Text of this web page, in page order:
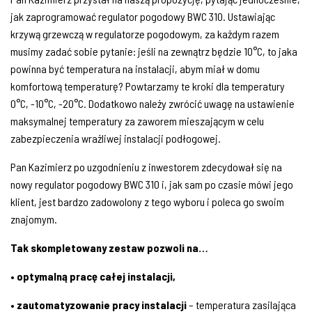
jak zaprogramować regulator pogodowy BWC 310. Ustawiając
krzywą grzewczą w regulatorze pogodowym, za każdym razem
musimy zadać sobie pytanie: jeśli na zewnątrz będzie 10°C, to jaka
powinna być temperatura na instalacji, abym miał w domu
komfortową temperaturę? Powtarzamy te kroki dla temperatury
0°C, -10°C, -20°C. Dodatkowo należy zwrócić uwagę na ustawienie
maksymalnej temperatury za zaworem mieszającym w celu
zabezpieczenia wrażliwej instalacji podłogowej.
Pan Kazimierz po uzgodnieniu z inwestorem zdecydował się na
nowy regulator pogodowy BWC 310 i, jak sam po czasie mówi jego
klient, jest bardzo zadowolony z tego wyboru i poleca go swoim
znajomym.
Tak skompletowany zestaw pozwoli na…
• optymalną pracę całej instalacji,
• zautomatyzowanie pracy instalacji– temperatura zasilająca